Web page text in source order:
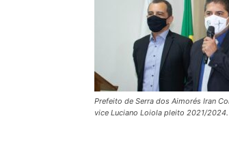
Prefeito de Serra dos Aimorés Iran
vice Luciano Loiola pleito 2021/2024.